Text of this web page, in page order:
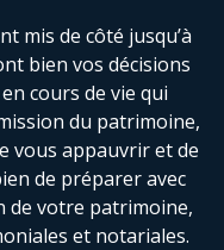
mis de côté jusqu’à
bien vos décisions
cours de vie qui
du patrimoine,
vous appauvrir et de
de préparer avec
de votre patrimoine,
et notariales.